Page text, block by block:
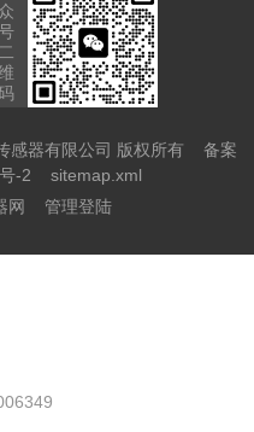
感器有限公司 版权所有备案
-2
sitemap.xml
网 管理登陆